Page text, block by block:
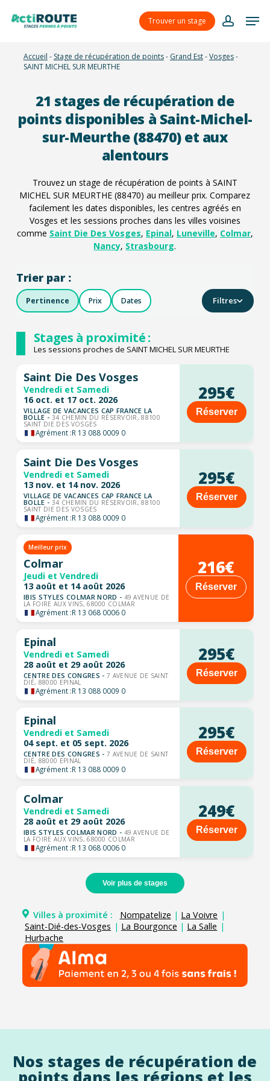
Trouver un stage
account
Accueil - Stage de récupération de points- Grand Est-Vosges-
SAINT MICHEL SUR MEURTHE
21 stages de récupération de
points disponibles à Saint-Michel-
sur-Meurthe (88470) et aux
alentours
Trouvez un stage de récupération de points à SAINT
MICHEL SUR MEURTHE (88470) au meilleur prix. Comparez
facilement les dates disponibles, les centres agréés en
Vosges et les sessions proches dans les villes voisines
comme Saint Die Des Vosges, Epinal, Luneville, Colmar,
Nancy, Strasbourg.
Trier par :
Pertinence Prix Dates Filtres
Stages à proximité :
Les sessions proches de SAINT MICHEL SUR MEURTHE
Saint Die Des Vosges
Vendredi et Samedi
16 oct. et 17 oct. 2026
VILLAGE DE VACANCES CAP FRANCE LA
BOLLE - 34 CHEMIN DU RÉSERVOIR, 88100
SAINT DIE DES VOSGES
Agrément :R 13 088 0009 0
295€
Réserver
Saint Die Des Vosges
Vendredi et Samedi
13 nov. et 14 nov. 2026
VILLAGE DE VACANCES CAP FRANCE LA
BOLLE - 34 CHEMIN DU RÉSERVOIR, 88100
SAINT DIE DES VOSGES
Agrément :R 13 088 0009 0
295€
Réserver
Meilleur prix
Colmar
Jeudi et Vendredi
13 août et 14 août 2026
IBIS STYLES COLMAR NORD - 49 AVENUE DE
LA FOIRE AUX VINS, 68000 COLMAR
Agrément :R 13 068 0006 0
216€
Réserver
Epinal
Vendredi et Samedi
28 août et 29 août 2026
CENTRE DES CONGRES - 7 AVENUE DE SAINT
DIÉ, 88000 EPINAL
Agrément :R 13 088 0009 0
295€
Réserver
Epinal
Vendredi et Samedi
04 sept. et 05 sept. 2026
CENTRE DES CONGRES - 7 AVENUE DE SAINT
DIÉ, 88000 EPINAL
Agrément :R 13 088 0009 0
295€
Réserver
Colmar
Vendredi et Samedi
28 août et 29 août 2026
IBIS STYLES COLMAR NORD - 49 AVENUE DE
LA FOIRE AUX VINS, 68000 COLMAR
Agrément :R 13 068 0006 0
249€
Réserver
Voir plus de stages
Villes à proximité : Nompatelize | La Voivre |
Saint-Dié-des-Vosges | La Bourgonce | La Salle |
Hurbache
Nos stages de récupération de
points dans les régions et les